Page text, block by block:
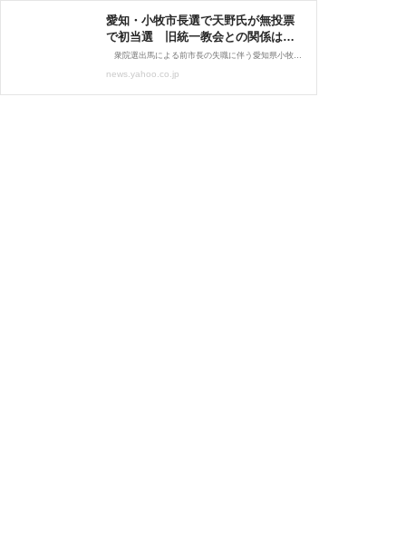
愛知・小牧市長選で天野氏が無投票
で初当選 旧統一教会との関係は否
定（毎日新聞） - Yahoo!ニュース
衆院選出馬による前市長の失職に伴う愛知県小牧市長選は15日、告示された。無所属新人で元県議の天野正基氏（55）以外に立候補の届け出はなく、無投票での初当選が決まった。 天野氏は、2007年から
news.yahoo.co.jp